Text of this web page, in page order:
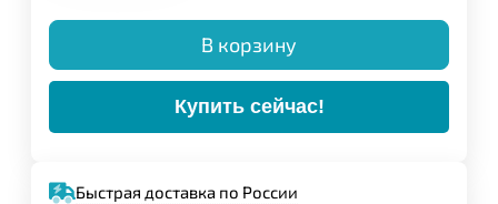
В корзину
Купить сейчас!
Быстрая доставка по России